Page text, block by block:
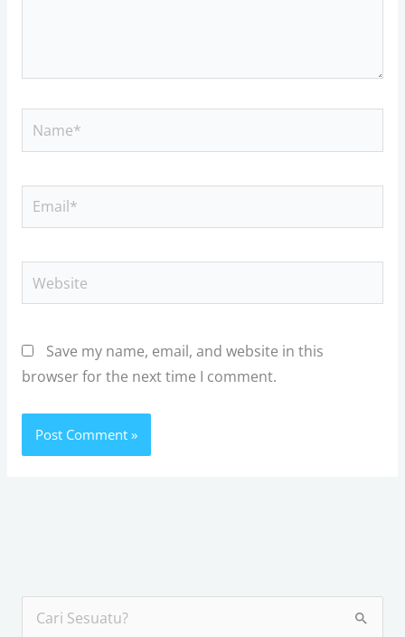
Name*
Email*
Website
Save my name, email, and website in this
browser for the next time I comment.